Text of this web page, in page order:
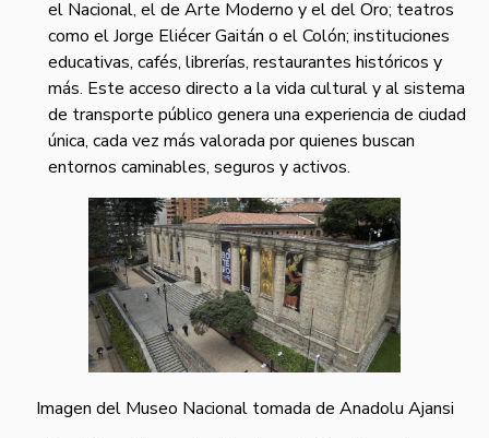
el Nacional, el de Arte Moderno y el del Oro; teatros
como el Jorge Eliécer Gaitán o el Colón; instituciones
educativas, cafés, librerías, restaurantes históricos y
más. Este acceso directo a la vida cultural y al sistema
de transporte público genera una experiencia de ciudad
única, cada vez más valorada por quienes buscan
entornos caminables, seguros y activos.
Imagen del Museo Nacional tomada de Anadolu Ajansi